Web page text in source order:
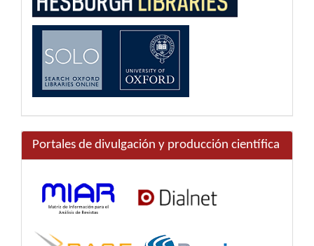
Portales de divulgación y producción científica